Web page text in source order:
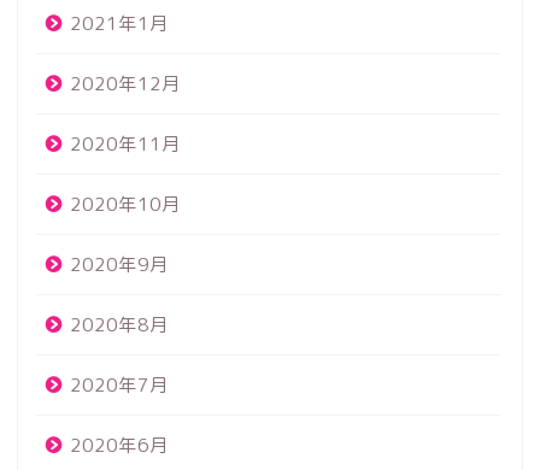
2021年1月
2020年12月
2020年11月
2020年10月
2020年9月
2020年8月
2020年7月
2020年6月